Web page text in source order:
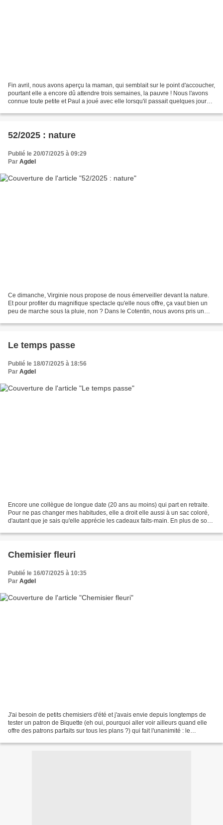
Fin avril, nous avons aperçu la maman, qui semblait sur le point d'accoucher,
pourtant elle a encore dû attendre trois semaines, la pauvre ! Nous l'avons
connue toute petite et Paul a joué avec elle lorsqu'il passait quelques jours
52/2025 : nature
Publié le 20/07/2025 à 09:29
Par Agdel
Ce dimanche, Virginie nous propose de nous émerveiller devant la nature.
Et pour profiter du magnifique spectacle qu'elle nous offre, ça vaut bien un
peu de marche sous la pluie, non ? Dans le Cotentin, nous avons pris un
Le temps passe
Publié le 18/07/2025 à 18:56
Par Agdel
Encore une collègue de longue date (20 ans au moins) qui part en retraite.
Pour ne pas changer mes habitudes, elle a droit elle aussi à un sac coloré,
d'autant que je sais qu'elle apprécie les cadeaux faits-main. En plus de son
Chemisier fleuri
Publié le 16/07/2025 à 10:35
Par Agdel
J'ai besoin de petits chemisiers d'été et j'avais envie depuis longtemps de
tester un patron de Biquette (eh oui, pourquoi aller voir ailleurs quand elle
offre des patrons parfaits sur tous les plans ?) qui fait l'unanimité : le